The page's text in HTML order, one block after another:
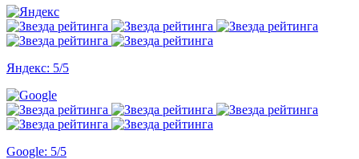
Яндекс: 5/5
Google: 5/5